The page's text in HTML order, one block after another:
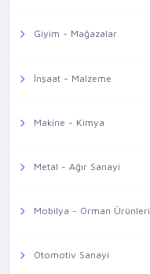
Giyim - Mağazalar
İnşaat - Malzeme
Makine - Kimya
Metal - Ağır Sanayi
Mobilya - Orman Ürünleri
Otomotiv Sanayi